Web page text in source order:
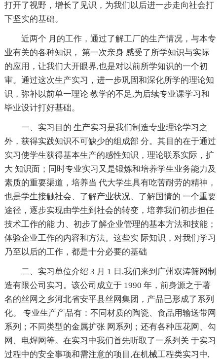
打开了视野，增长了见识，为我们以后进一步走向社会打
下坚实的基础。
近两个 月的工作，通过了解工厂的生产情况，与本专
业有关的各种知识， 第一次亲身 感受了所学知识与实际
的应用，让我们大开眼界,也是对以前所学知识的一个初
审。通过这次生产实习，进一步巩固和深化所学的理论知
识，弥补以前单一理论 教学的不足,为后续专业课学习和
毕业设计打好基础。
一、实习目的 生产实习是我们制造专业理论学习之
外，获得实践知识不可缺少的组成部 分。其目的在于通过
实习使学生获得基本生产的感性知识，理论联系实际，扩
大 知识面；同时专业实习又是锻炼和培养学生业务能力及
素质的重要渠道，培养当 代大学生具有吃苦耐劳的精神，
也是学生接触社会、了解产业状况、了解国情的 一个重要
途径，逐步实现由学生到社会的转变，培养我们初步担任
技术工作的能 力、初步了解企业管理的基本方法和技能；
体验企业工作的内容和方法。这些实 际知识，对我们学习
乃至以后的工作，都是十分必要的基础
二、实习单位介绍 3 月 1 日,我们来到广州双涛筛网制
造有限公司实习。该公司成立于 1990 年，前身源之于著
名的丝网之乡河北省安平县丝网集团，产品已形成了系列
化。 专业生产产品有：不同材质的陶瓷、食品用输送带网
系列；不同类型的金属扩张 网系列；还有各种压花网、勾
网、电焊网等。在实习中我们首先听取了一系列关 于实习
过程中的安全事项和需注意的项目,在机械工程类实习中,